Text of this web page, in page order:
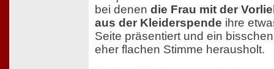
bei denen die Frau mit der
aus der Kleiderspende ihre
Seite präsentiert und ein
eher flachen Stimme herausholt.